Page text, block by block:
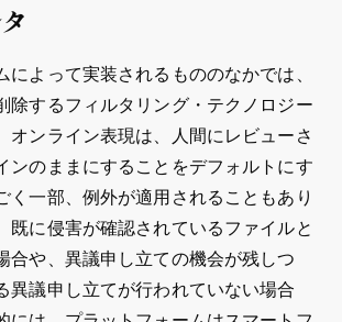
によって実装されるもののなかでは、
除するフィルタリング・テクノロジー
オンライン表現は、人間にレビューさ
ンのままにすることをデフォルトにす
く一部、例外が適用されることもあり
既に侵害が確認されているファイルと
合や、異議申し立ての機会が残しつ
異議申し立てが行われていない場合